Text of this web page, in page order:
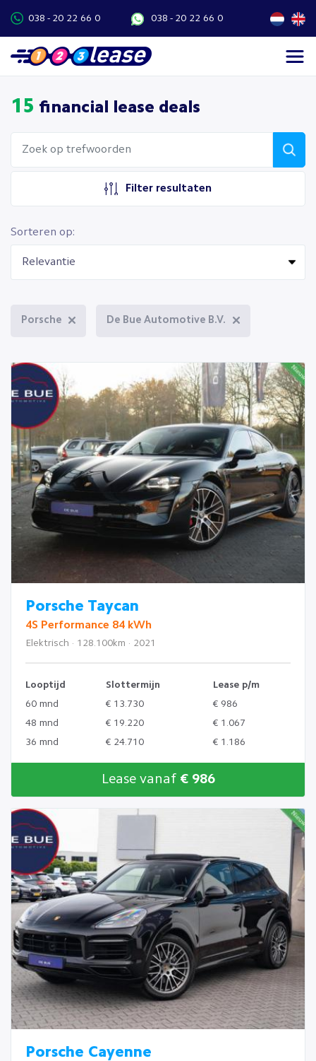
038 - 20 22 66 0 038 - 20 22 66 0
15 financial lease deals
Filter resultaten
Sorteren op:
Porsche De Bue Automotive B.V.
Porsche Taycan
4S Performance 84 kWh
Elektrisch · 128.100km · 2021
Looptijd Slottermijn
Lease p/m
60 mnd
€ 13.730
€ 986
48 mnd
€ 19.220
€ 1.067
36 mnd
€ 24.710 € 1.186
Lease vanaf € 986
Porsche Cayenne